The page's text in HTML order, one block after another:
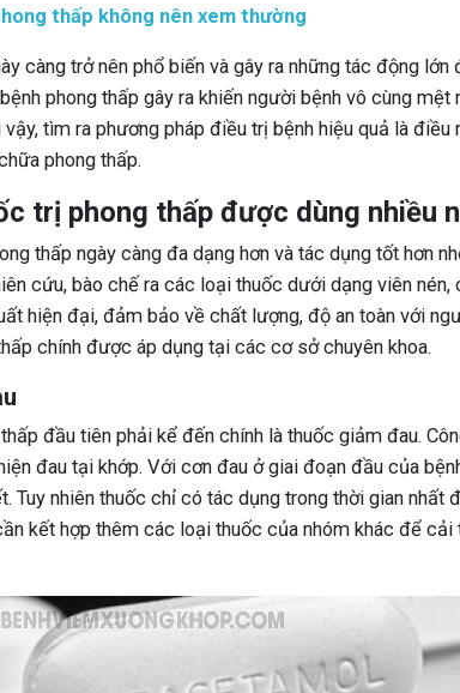
thấp không nên xem thường
càng trở nên phổ biến và gây ra những tác động
phong thấp gây ra khiến người bệnh vô cùng
vậy, tìm ra phương pháp điều trị bệnh hiệu quả là
phong thấp.
trị phong thấp được dùng nhiều
thấp ngày càng đa dạng hơn và tác dụng tốt hơn
cứu, bào chế ra các loại thuốc dưới dạng viên nén,
hiện đại, đảm bảo về chất lượng, độ an toàn với
chính được áp dụng tại các cơ sở chuyên khoa.
đầu tiên phải kể đến chính là thuốc giảm đau.
đau tại khớp. Với cơn đau ở giai đoạn đầu của
Tuy nhiên thuốc chỉ có tác dụng trong thời gian nhất
kết hợp thêm các loại thuốc của nhóm khác để